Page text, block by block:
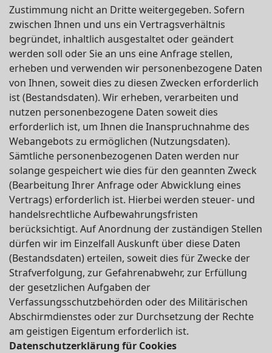
Zustimmung nicht an Dritte weitergegeben. Sofern
zwischen Ihnen und uns ein Vertragsverhältnis
begründet, inhaltlich ausgestaltet oder geändert
werden soll oder Sie an uns eine Anfrage stellen,
erheben und verwenden wir personenbezogene Daten
von Ihnen, soweit dies zu diesen Zwecken erforderlich
ist (Bestandsdaten). Wir erheben, verarbeiten und
nutzen personenbezogene Daten soweit dies
erforderlich ist, um Ihnen die Inanspruchnahme des
Webangebots zu ermöglichen (Nutzungsdaten).
Sämtliche personenbezogenen Daten werden nur
solange gespeichert wie dies für den geannten Zweck
(Bearbeitung Ihrer Anfrage oder Abwicklung eines
Vertrags) erforderlich ist. Hierbei werden steuer- und
handelsrechtliche Aufbewahrungsfristen
berücksichtigt. Auf Anordnung der zuständigen Stellen
dürfen wir im Einzelfall Auskunft über diese Daten
(Bestandsdaten) erteilen, soweit dies für Zwecke der
Strafverfolgung, zur Gefahrenabwehr, zur Erfüllung
der gesetzlichen Aufgaben der
Verfassungsschutzbehörden oder des Militärischen
Abschirmdienstes oder zur Durchsetzung der Rechte
am geistigen Eigentum erforderlich ist.
Datenschutzerklärung für Cookies